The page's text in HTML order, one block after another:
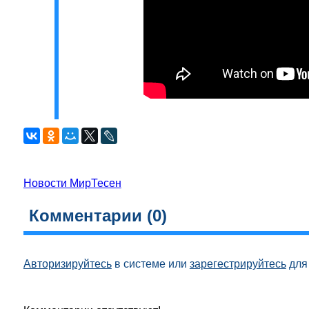
Новости МирТесен
Комментарии (0)
Авторизируйтесьв системе или зарегестрируйтесьдля